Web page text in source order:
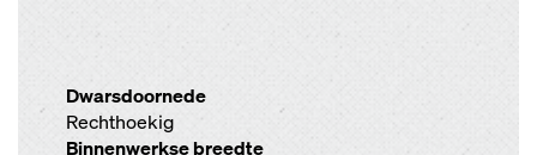
Dwarsdoornede
Rechthoekig
Binnenwerkse breedte